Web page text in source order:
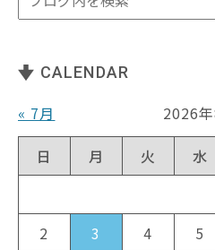
CALENDAR
« 7月
2026
日
月 火 水
2
3 4 5